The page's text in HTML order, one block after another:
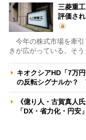
三菱重
評価さ
今年の株式市場を牽引
きが広がっている。そ
キオクシアHD「7万
の反転シグナルか？
《億り人・古賀真人
「DX・省力化・円